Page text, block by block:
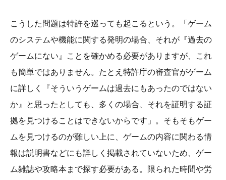
こうした問題は特許を巡っても起こるという。「ゲーム
のシステムや機能に関する発明の場合、それが『過去の
ゲームにない』ことを確かめる必要がありますが、これ
も簡単ではありません。たとえ特許庁の審査官がゲーム
に詳しく『そういうゲームは過去にもあったのではない
か』と思ったとしても、多くの場合、それを証明する証
拠を見つけることはできないからです」。そもそもゲー
ムを見つけるのが難しい上に、ゲームの内容に関わる情
報は説明書などにも詳しく掲載されていないため、ゲー
ム雑誌や攻略本まで探す必要がある。限られた時間や労